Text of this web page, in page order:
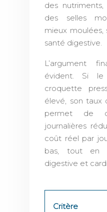
des
des selles
mieux moulées,
santé digestive.
L’argument
évident. Si
croquette
élevé, son taux
permet de
journalières
coût réel par
bas, tout en
digestive et
Critère